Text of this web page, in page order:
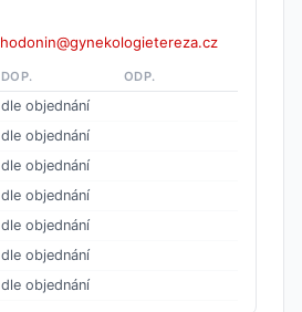
hodonin@gynekologietereza.cz
DOP. ODP.
dle objednání
dle objednání
dle objednání
dle objednání
dle objednání
dle objednání
dle objednání